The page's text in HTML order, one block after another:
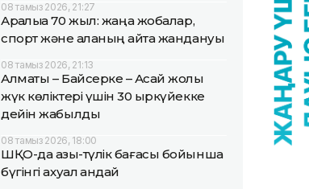
08 тамыз 2026, 21:27
Арқалыққа 70 жыл: жаңа жобалар,
спорт және қаланың қайта жандануы
08 тамыз 2026, 21:13
Алматы – Байсерке – Ақсай жолы
жүк көліктері үшін 30 қыркүйекке
дейін жабылды
08 тамыз 2026, 18:00
ШҚО-да азық-түлік бағасы бойынша
бүгінгі ахуал қандай